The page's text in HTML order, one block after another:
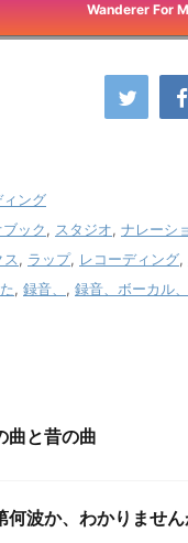
Wanderer For
ィング
ック, スタジオ, ナレーシ
ス, ラップ, レコーディング,
, 録音、 , 録音、ボーカル
曲と昔の曲
何波か、わかりませ